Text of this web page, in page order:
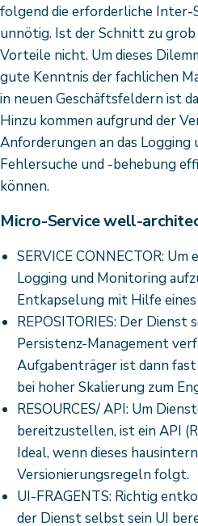
folgend die erforderliche Inter-
unnötig. Ist der Schnitt zu
Vorteile nicht. Um dieses
gute Kenntnis der fachlichen
in neuen Geschäftsfeldern ist
Hinzu kommen aufgrund der
Anforderungen an das Logging
Fehlersuche und -behebung
können.
Micro-Service well-
SERVICE CONNECTOR:
Logging und Monitoring
Entkapselung mit Hilfe
REPOSITORIES: Der Dienst
Persistenz-Management
Aufgabenträger ist dann
bei hoher Skalierung zum
RESOURCES/ API: Um
bereitzustellen, ist ein API
Ideal, wenn dieses
Versionierungsregeln folgt.
UI-FRAGENTS: Richtig
der Dienst selbst sein UI